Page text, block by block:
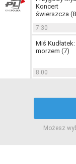
Koncert
świerszcza
7:30
Miś Kudłatek:
morzem (7)
8:00
Możesz